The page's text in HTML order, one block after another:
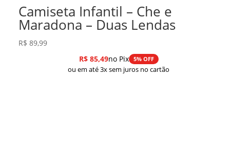
Camiseta Infantil – Che e
Maradona – Duas Lendas
R$ 89,99
R$85,49no Pix 5% OFF
ou em até 3x sem juros no cartão